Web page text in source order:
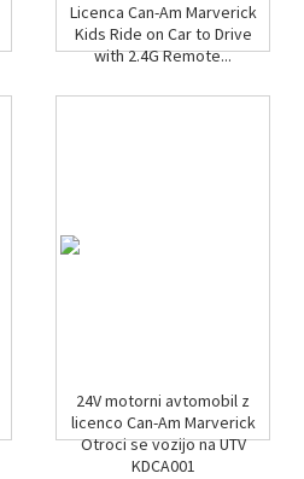
Licenca Can-Am Marverick
Kids Ride on Car to Drive
with 2.4G Remote...
24V motorni avtomobil z
licenco Can-Am Marverick
Otroci se vozijo na UTV
KDCA001